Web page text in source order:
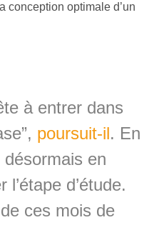
conception optimale d’un
à entrer dans
poursuit-il. En
en
d’étude.
ces mois de